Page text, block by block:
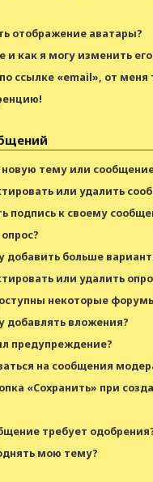
отображение аватары?
и как я могу изменить
ссылке «email», от меня
новую тему или
или удалить
подпись к своему
добавить больше
или удалить
некоторые
добавлять вложения?
предупреждение?
на сообщения
«Сохранить» при
требует
мою тему?